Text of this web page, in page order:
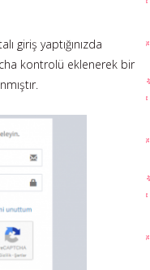
giriş yaptığınızda
kontrolü eklenerek bir